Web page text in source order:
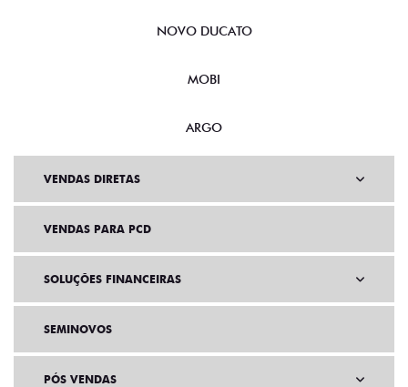
NOVO DUCATO
MOBI
ARGO
VENDAS DIRETAS
VENDAS PARA PCD
SOLUÇÕES FINANCEIRAS
SEMINOVOS
PÓS VENDAS